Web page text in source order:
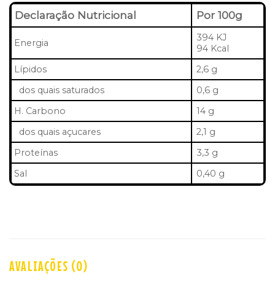
Declaração Nutricional Por 100g
Energia
394 KJ
94 Kcal
Lípidos
2,6 g
dos quais saturados
0,6 g
H. Carbono
14 g
dos quais açucares
2,1 g
Proteínas
3,3 g
Sal
0,40 g
AVALIAÇÕES (0)